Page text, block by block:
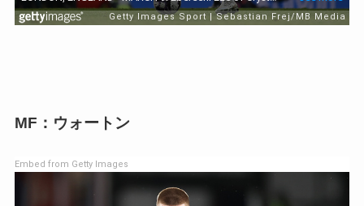
MF：ウォートン
Embed from Getty Images